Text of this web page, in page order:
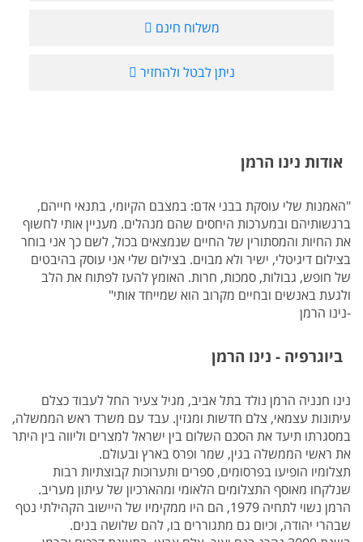
משלוח חינם
ניתן לבטל ולהחזיר
אודות נינו הרמן
"האמנות שלי עוסקת בבני אדם: במצבם הקיומי, בתנאי חייהם,
ברגשותיהם ובמערכות היחסים שהם מנהלים. מעניין אותי לחשוף
את החיות והמסתורין של החיים שנמצאים בכול, לשם כך אני בוחר
בצילום דיגיטלי, ישיר ולא מבוים. בצילום שלי אני עוסק בהיבטים
של חופש, גבולות, סמכות, חרות. האומץ להעז לפתוח את הלב
ולגעת באנשים ובחיים מקרוב הוא שמייחד אותי"
-נינו הרמן
ביוגרפיה - נינו הרמן
נינו חנניה הרמן נולד בתל אביב, מגיל צעיר החל לעבוד כצלם
עיתונות עצמאי, צלם חדשות ומגזין. עבד עם משרד ראש הממשלה,
במסגרתו תיעד את הסכם השלום בין ישראל למצרים וליווה בין היתר
את ראשי הממשלה בגין, שמר ופרס בארץ ובעולם.
תצלומיו הופיעו בפרסומים, ספרים ותערוכות קבוצתיות רבות
שנלקחו מאוסף התצלומים הלאומי ומהארכיון של עיתון מעריב.
הרמן נשוי לתחיה 1979, הם היו ממקימיו של היישוב הקהילתי נטף
שבהרי יהודה, וכיום גם מתגוררים בו, להם שלושה בנים.